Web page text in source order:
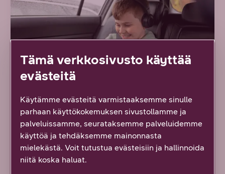
Parempaa äänentoistoa
Merkkipäivälahjaksi sopivat myös kaiuttimet,
joiden äänenlaadusta nauttii koko perhe.
Tämä verkkosivusto käyttää
evästeitä
Käytämme evästeitä varmistaaksemme sinulle
parhaan käyttökokemuksen sivustollamme ja
palveluissamme, seurataksemme palveluidemme
käyttöä ja tehdäksemme mainonnasta
mielekästä. Voit tutustua evästeisiin ja hallinnoida
niitä koska haluat.